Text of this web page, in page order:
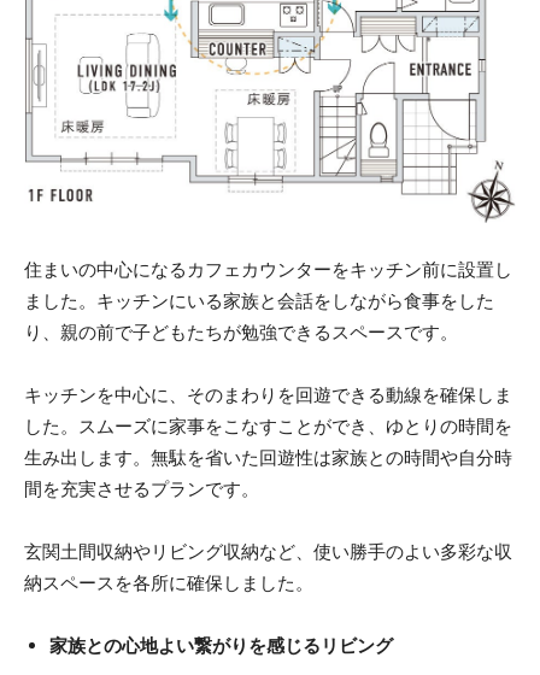
住まいの中心になるカフェカウンターをキッチン前に設置し
ました。キッチンにいる家族と会話をしながら食事をした
り、親の前で子どもたちが勉強できるスペースです。
キッチンを中心に、そのまわりを回遊できる動線を確保しま
した。スムーズに家事をこなすことができ、ゆとりの時間を
生み出します。無駄を省いた回遊性は家族との時間や自分時
間を充実させるプランです。
玄関土間収納やリビング収納など、使い勝手のよい多彩な収
納スペースを各所に確保しました。
家族との心地よい繋がりを感じるリビング